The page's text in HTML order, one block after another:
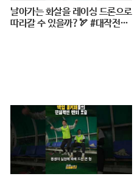
날아가는 화살을 레이싱 드론으로
따라갈 수 있을까?🏹 #대작전X1